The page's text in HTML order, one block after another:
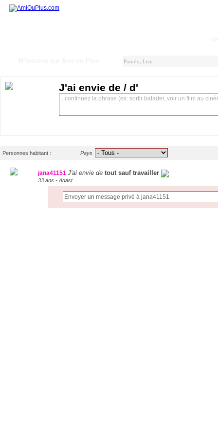
J'ai envie de / d'
Personnes habitant : Pays
jana41151 J'ai envie de tout sauf travailler
33 ans - Adast